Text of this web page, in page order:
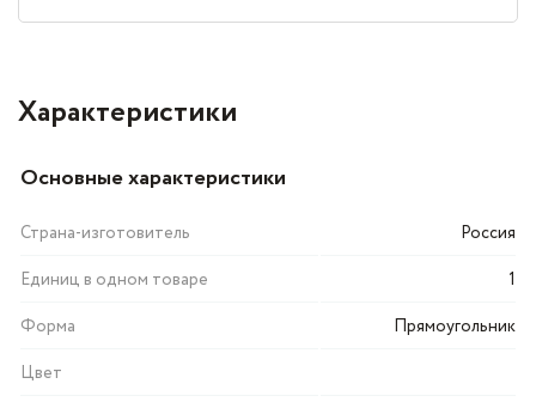
Характеристики
Основные характеристики
Страна-изготовитель
Россия
Единиц в одном товаре
1
Форма
Прямоугольник
Цвет